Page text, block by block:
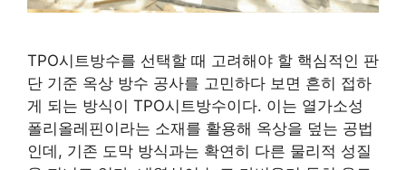
TPO시트방수를 선택할 때 고려해야 할 핵심적인 판
단 기준 옥상 방수 공사를 고민하다 보면 흔히 접하
게 되는 방식이 TPO시트방수이다. 이는 열가소성
폴리올레핀이라는 소재를 활용해 옥상을 덮는 공법
인데, 기존 도막 방식과는 확연히 다른 물리적 성질